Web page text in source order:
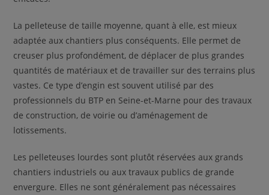
La pelleteuse de taille moyenne, quant à elle, est mieux
adaptée aux chantiers plus conséquents. Elle permet de
creuser plus profondément, de déplacer de plus grandes
quantités de matériaux et de travailler sur des terrains plus
vastes. Ce type d’engin est souvent utilisé par des
professionnels du BTP en Seine-et-Marne pour des travaux
de construction, de voirie ou d’aménagement de
lotissements.
Les pelleteuses lourdes sont plutôt réservées aux grands
chantiers industriels ou aux travaux publics de grande
envergure. Elles ne sont généralement pas nécessaires